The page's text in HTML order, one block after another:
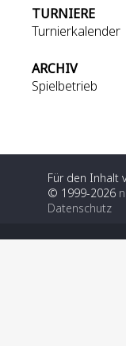
TURNIERE
Turnierkalender
ARCHIV
Spielbetrieb
Für den Inhalt
© 1999-2026
Datenschutz